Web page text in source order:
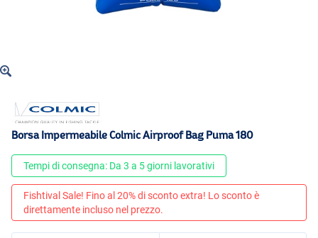
Borsa Impermeabile Colmic Airproof Bag Puma 180
Tempi di consegna: Da 3 a 5 giorni lavorativi
Fishtival Sale! Fino al 20% di sconto extra! Lo sconto è
direttamente incluso nel prezzo.